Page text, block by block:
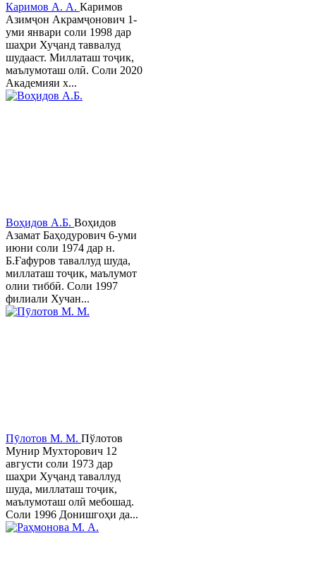
Каримов А. А. Каримов
Азимҷон Акрамҷонович 1-
уми январи соли 1998 дар
шаҳри Хуҷанд таввалуд
шудааст. Миллаташ тоҷик,
маълумоташ олӣ. Соли 2020
Академияи х...
Воҳидов А.Б. Воҳидов
Азамат Баҳодурович 6-уми
июни соли 1974 дар н.
Б.Ғафуров таваллуд шуда,
миллаташ тоҷик, маълумот
олии тиббӣ. Соли 1997
филиали Хучан...
Пӯлотов М. М. Пўлотов
Мунир Мухторович 12
августи соли 1973 дар
шаҳри Хуҷанд таваллуд
шуда, миллаташ тоҷик,
маълумоташ олӣ мебошад.
Соли 1996 Донишгоҳи да...